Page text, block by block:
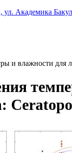
Академика
и влажности для